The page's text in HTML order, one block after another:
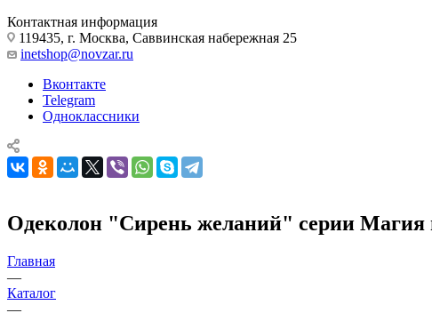
Контактная информация
119435, г. Москва, Саввинская набережная 25
inetshop@novzar.ru
Вконтакте
Telegram
Одноклассники
Одеколон "Сирень желаний" серии Магия
Главная
—
Каталог
—